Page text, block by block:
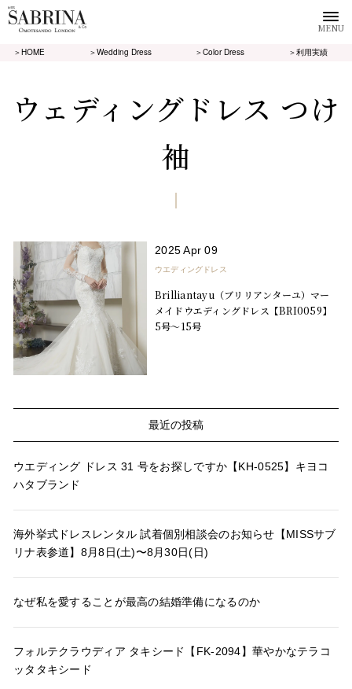
MENU
＞HOME ＞Wedding Dress ＞Color Dress ＞利用実績
ウェディングドレス つけ
袖
2025 Apr 09
ウエディングドレス
Brilliantayu（ブリリアンターユ）マー
メイドウエディングドレス【BRI0059】
5号～15号
最近の投稿
ウエディング ドレス 31 号をお探しですか【KH-0525】キヨコ
ハタブランド
海外挙式ドレスレンタル 試着個別相談会のお知らせ【MISSサブ
リナ表参道】8月8日(土)〜8月30日(日)
なぜ私を愛することが最高の結婚準備になるのか
フォルテクラウディア タキシード【FK-2094】華やかなテラコ
ッタタキシード